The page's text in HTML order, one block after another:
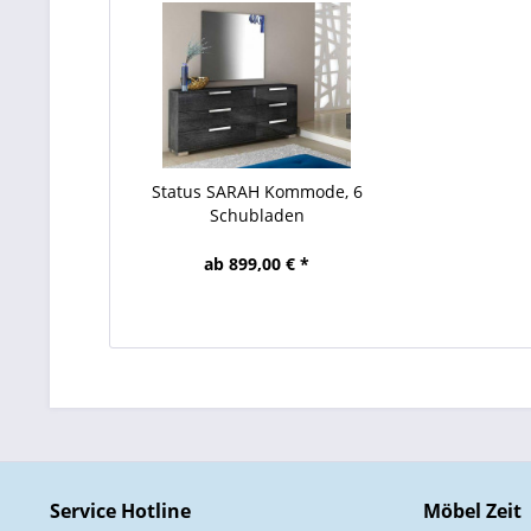
Status SARAH Kommode, 6
Schubladen
ab 899,00 € *
Service Hotline Möbel Zeit